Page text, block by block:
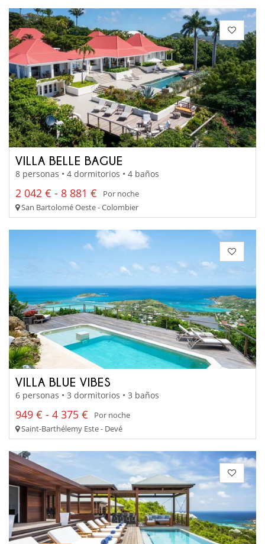
VILLA BELLE BAGUE
8 personas • 4 dormitorios • 4 baños
2 042 € - 8 881 €
Por noche
San Bartolomé Oeste - Colombier
VILLA BLUE VIBES
6 personas • 3 dormitorios • 3 baños
949 € - 4 375 €
Por noche
Saint-Barthélemy Este - Devé